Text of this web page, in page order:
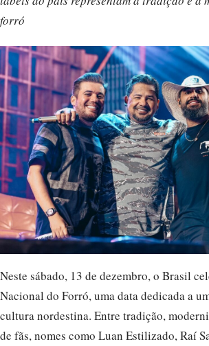
forró
Neste sábado, 13 de dezembro, o Brasil
Nacional do Forró, uma data dedicada a
cultura nordestina. Entre tradição,
de fãs, nomes como Luan Estilizado, Raí